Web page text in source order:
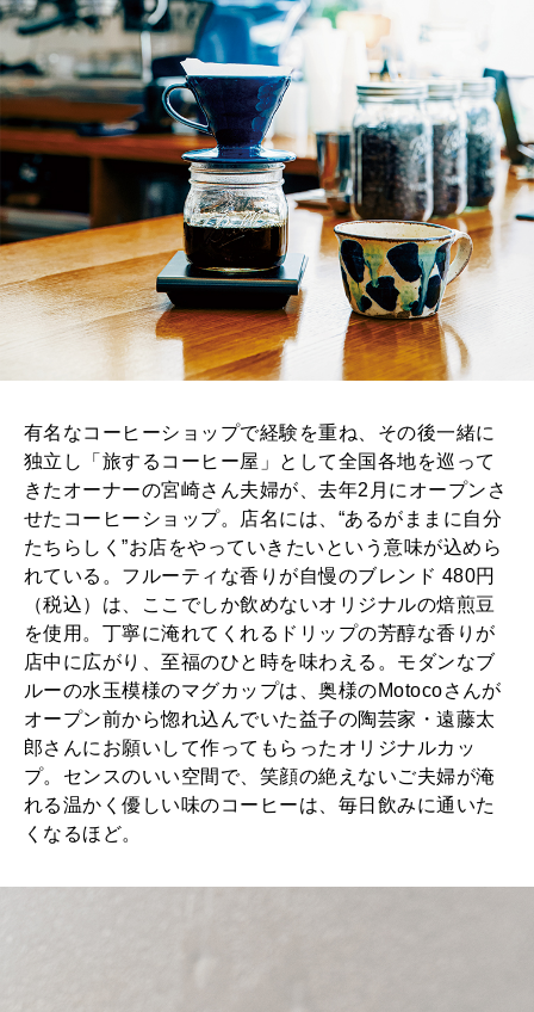
2026年1月号「猫がいれば、幸せ」
2025年12月号「お酒の新常識。」
有名なコーヒーショップで経験を重ね、その後一緒に
独立し「旅するコーヒー屋」として全国各地を巡って
きたオーナーの宮崎さん夫婦が、去年2月にオープンさ
せたコーヒーショップ。店名には、“あるがままに自分
たちらしく”お店をやっていきたいという意味が込めら
れている。フルーティな香りが自慢のブレンド 480円
（税込）は、ここでしか飲めないオリジナルの焙煎豆
を使用。丁寧に淹れてくれるドリップの芳醇な香りが
店中に広がり、至福のひと時を味わえる。モダンなブ
ルーの水玉模様のマグカップは、奥様のMotocoさんが
オープン前から惚れ込んでいた益子の陶芸家・遠藤太
郎さんにお願いして作ってもらったオリジナルカッ
プ。センスのいい空間で、笑顔の絶えないご夫婦が淹
れる温かく優しい味のコーヒーは、毎日飲みに通いた
くなるほど。